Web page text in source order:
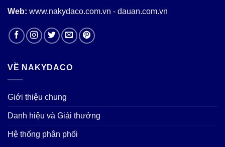
Web: www.nakydaco.com.vn - dauan.com.vn
VỀ NAKYDACO
Giới thiệu chung
Danh hiệu và Giải thưởng
Hệ thống phân phối